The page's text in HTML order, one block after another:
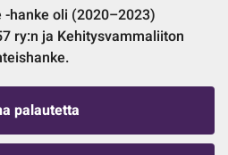
hanke oli (2020–2023)
ry:n ja Kehitysvammaliiton
palautetta